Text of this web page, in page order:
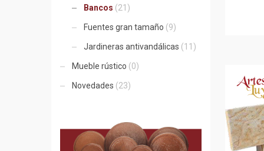
Bancos (21)
Fuentes gran tamaño (9)
Jardineras antivandálicas (11)
Mueble rústico (0)
Novedades (23)